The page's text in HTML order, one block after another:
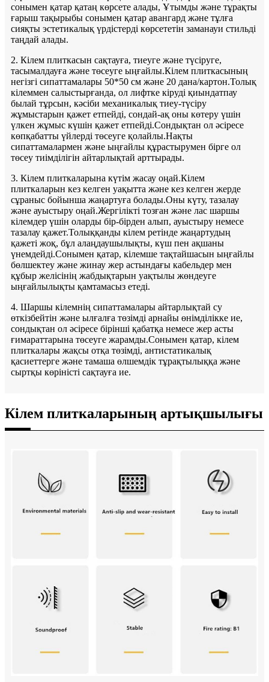
сонымен қатар қатаң көрсете алады, Ұтымды және тұрақты
ғарыш тақырыбы сонымен қатар авангард және тұлға
сияқты эстетикалық үрдістерді көрсететін заманауи стильді
таңдай алады.
2. Кілем плиткасын сақтауға, тиеуге және түсіруге,
тасымалдауға және төсеуге ыңғайлы.Кілем плиткасының
негізгі сипаттамалары 50*50 см және 20 дана/картон.Толық
кілеммен салыстырғанда, ол лифтке кіруді қиындатпау
былай тұрсын, кәсіби механикалық тиеу-түсіру
жұмыстарын қажет етпейді, сондай-ақ оны көтеру үшін
үлкен жұмыс күшін қажет етпейді.Сондықтан ол әсіресе
көпқабатты үйлерді төсеуге қолайлы.Нақты
сипаттамалармен және ыңғайлы құрастырумен бірге ол
төсеу тиімділігін айтарлықтай арттырады.
3. Кілем плиткаларына күтім жасау оңай.Кілем
плиткаларын кез келген уақытта және кез келген жерде
сұраныс бойынша жаңартуға болады.Оны күту, тазалау
және ауыстыру оңай.Жергілікті тозған және лас шаршы
кілемдер үшін оларды бір-бірден алып, ауыстыру немесе
тазалау қажет.Толыққанды кілем ретінде жаңартудың
қажеті жоқ, бұл алаңдаушылықты, күш пен ақшаны
үнемдейді.Сонымен қатар, кілемше тақтайшасын ыңғайлы
бөлшектеу және жинау жер астындағы кабельдер мен
құбыр желісінің жабдықтарын уақтылы жөндеуге
ыңғайлылықты қамтамасыз етеді.
4. Шаршы кілемнің сипаттамалары айтарлықтай су
өткізбейтін және ылғалға төзімді арнайы өнімділікке ие,
сондықтан ол әсіресе бірінші қабатқа немесе жер асты
ғимараттарына төсеуге жарамды.Сонымен қатар, кілем
плиткалары жақсы отқа төзімді, антистатикалық
қасиеттерге және тамаша өлшемдік тұрақтылыққа және
сыртқы көріністі сақтауға ие.
Кілем плиткаларының артықшылығы